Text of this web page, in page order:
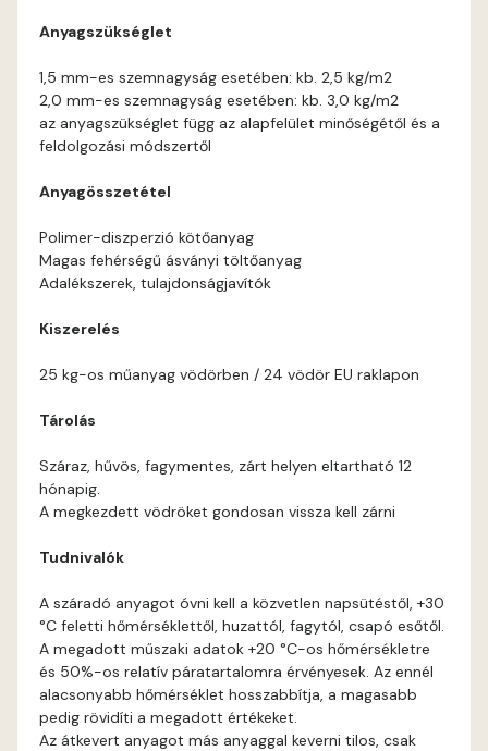
Date-brown B
Fern C
Gecco-green D
Gold-yellow B
Gold-yellow C
Anyagszükséglet
1,5 mm-es szemnagyság esetében: kb. 2,5 kg/m2
2,0 mm-es szemnagyság esetében: kb. 3,0 kg/m2
az anyagszükséglet függ az alapfelület minőségétől és a
feldolgozási módszertől
Anyagösszetétel
Polimer-diszperzió kötőanyag
Magas fehérségű ásványi töltőanyag
Adalékszerek, tulajdonságjavítók
Kiszerelés
25 kg-os műanyag vödörben / 24 vödör EU raklapon
Tárolás
Száraz, hűvös, fagymentes, zárt helyen eltartható 12
hónapig.
A megkezdett vödröket gondosan vissza kell zárni
Tudnivalók
A száradó anyagot óvni kell a közvetlen napsütéstől, +30
°C feletti hőmérséklettől, huzattól, fagytól, csapó esőtől.
A megadott műszaki adatok +20 °C-os hőmérsékletre
és 50%-os relatív páratartalomra érvényesek. Az ennél
alacsonyabb hőmérséklet hosszabbítja, a magasabb
pedig rövidíti a megadott értékeket.
Az átkevert anyagot más anyaggal keverni tilos, csak